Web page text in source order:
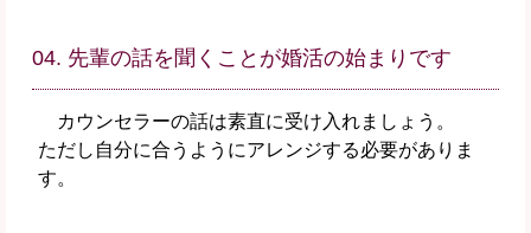
04. 先輩の話を聞くことが婚活の始まりです
カウンセラーの話は素直に受け入れましょう。
ただし自分に合うようにアレンジする必要がありま
す。